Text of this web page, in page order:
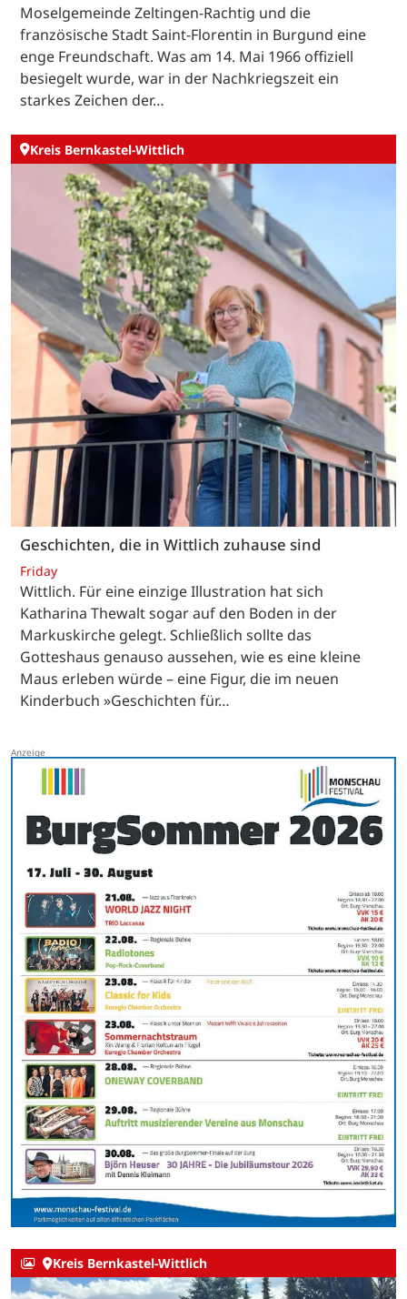
Moselgemeinde Zeltingen-Rachtig und die
französische Stadt Saint-Florentin in Burgund eine
enge Freundschaft. Was am 14. Mai 1966 offiziell
besiegelt wurde, war in der Nachkriegszeit ein
starkes Zeichen der…
Kreis Bernkastel-Wittlich
Geschichten, die in Wittlich zuhause sind
Friday
Wittlich. Für eine einzige Illustration hat sich
Katharina Thewalt sogar auf den Boden in der
Markuskirche gelegt. Schließlich sollte das
Gotteshaus genauso aussehen, wie es eine kleine
Maus erleben würde – eine Figur, die im neuen
Kinderbuch »Geschichten für…
Kreis Bernkastel-Wittlich